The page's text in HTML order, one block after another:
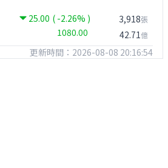
25.00 ( -2.26% )
1080.00
3,918張
42.71億
更新時間：2026-08-08 20:16:54